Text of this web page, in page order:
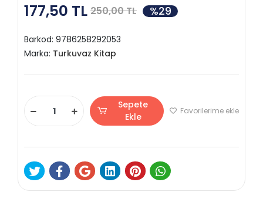
177,50 TL 250,00 TL %29
Barkod: 9786258292053
Marka: Turkuvaz Kitap
Sepete
Ekle
Favorilerime ekle